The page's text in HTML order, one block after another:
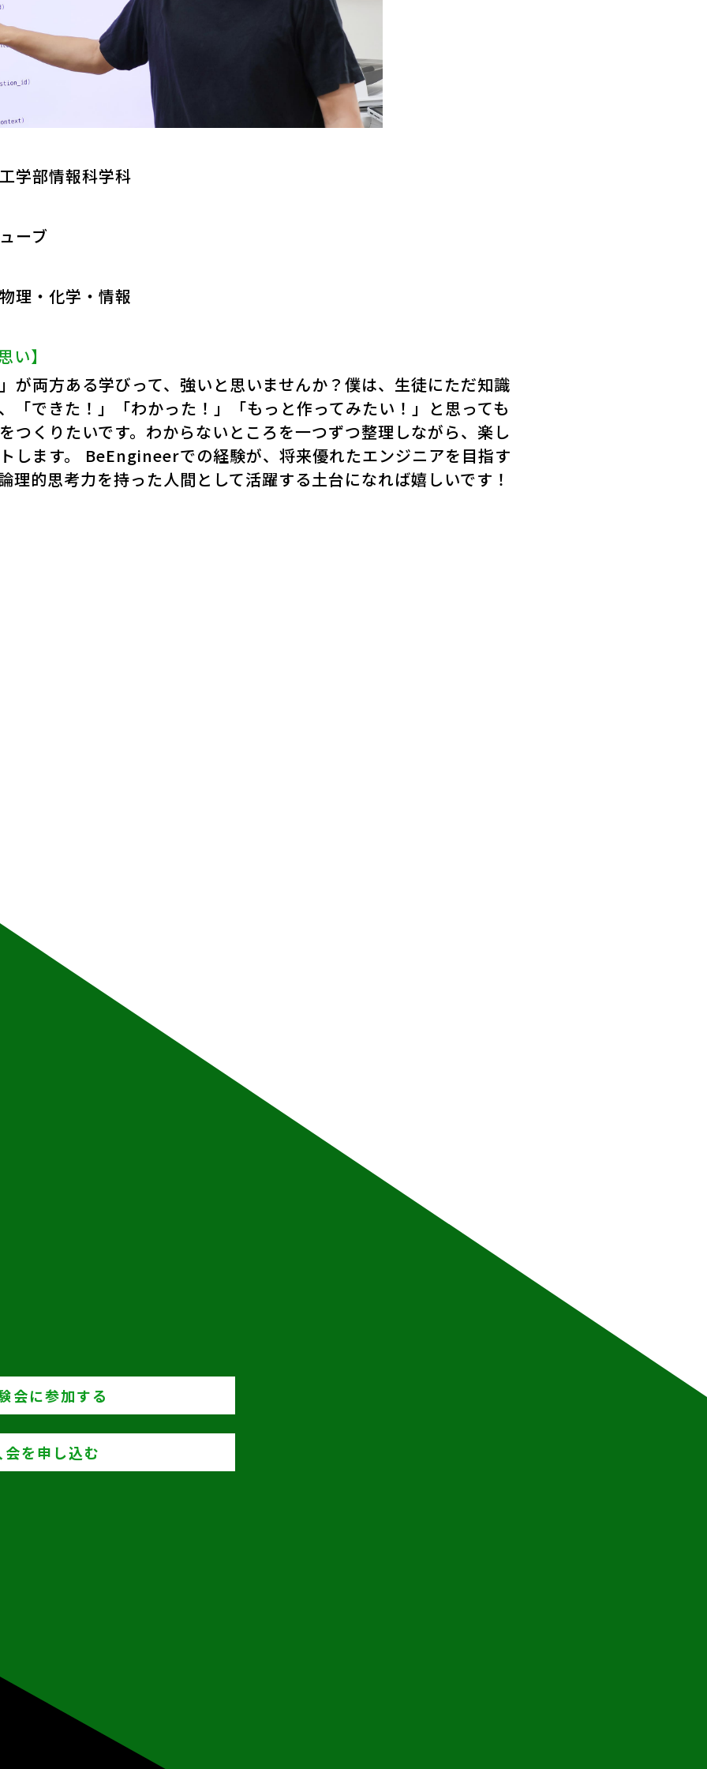
学部情報科学科
ーブ
理・化学・情報
い】
が両方ある学びって、強いと思いませんか？僕は、生徒にただ知識
「できた！」「わかった！」「もっと作ってみたい！」と思っても
つくりたいです。わからないところを一つずつ整理しながら、楽し
します。 BeEngineerでの経験が、将来優れたエンジニアを目指す
理的思考力を持った人間として活躍する土台になれば嬉しいです！
会に参加する
会を申し込む